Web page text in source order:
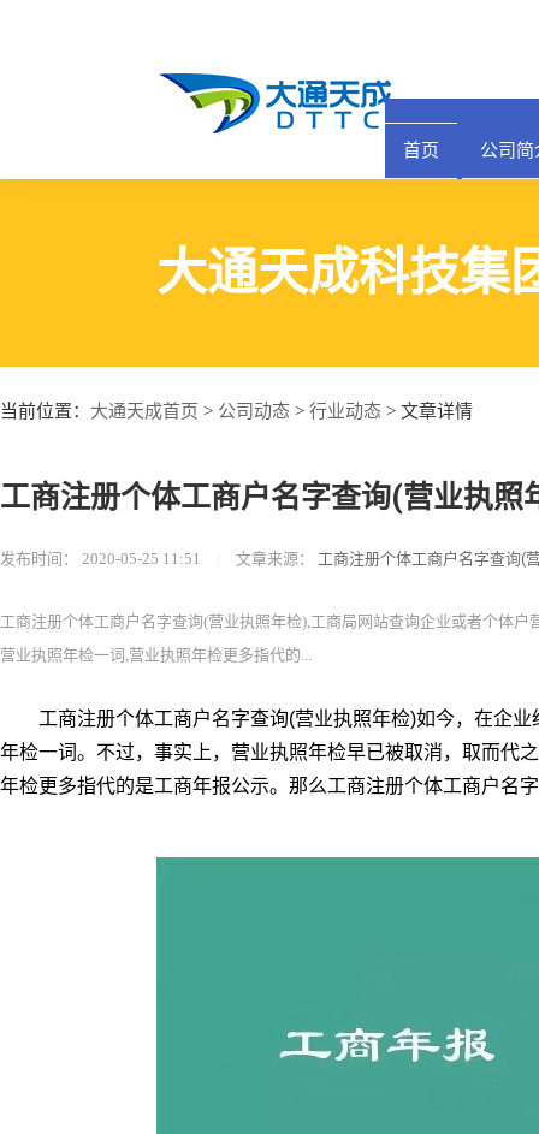
首页 公司简
大通天成科技集
当前位置： 大通天成首页 > 公司动态 > 行业动态 > 文章详情
工商注册个体工商户名字查询(营业执照
发布时间： 2020-05-25 11:51 文章来源： 工商注册个体工商户名字查询(
工商注册个体工商户名字查询(营业执照年检),工商局网站查询企业或者个体
营业执照年检一词,营业执照年检更多指代的...
工商注册个体工商户名字查询(营业执照年检)如今，在企业
年检一词。不过，事实上，营业执照年检早已被取消，取而代
年检更多指代的是工商年报公示。那么工商注册个体工商户名